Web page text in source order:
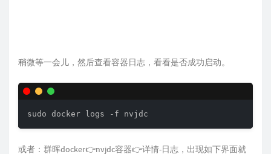
稍微等一会儿，然后查看容器日志，看看是否成功启动。
sudo docker logs -f nvjdc
或者：群晖docker👉nvjdc容器👉详情-日志，出现如下界面就